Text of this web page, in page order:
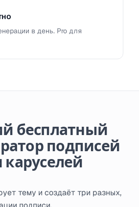
в день. Pro для
бесплатный
подписей
каруселей
тему и создаёт три разных,